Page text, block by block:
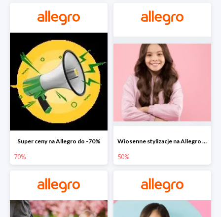
Super ceny na Allegro do -70%
70%
Wiosenne stylizacje na Allegro do -50%
50%